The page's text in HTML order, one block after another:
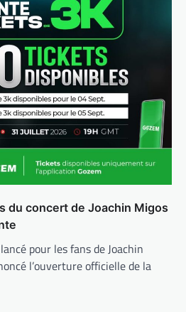
du concert de Joachin Migos
pour les fans de Joachin
l’ouverture officielle de la